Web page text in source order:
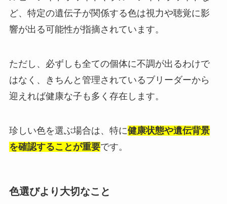
ど、特定の遺伝子が関係する色は視力や聴覚に影
響が出る可能性が指摘されています。
ただし、必ずしも全ての個体に不調が出るわけで
はなく、きちんと管理されているブリーダーから
迎えれば健康な子も多く存在します。
珍しい色を選ぶ場合は、特に健康状態や遺伝背景
を確認することが重要です。
色選びより大切なこと